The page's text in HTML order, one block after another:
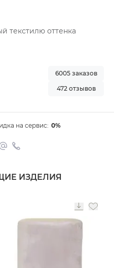
текстилю оттенка
6005 заказов
472 отзывов
на сервис: 0%
ИЗДЕЛИЯ